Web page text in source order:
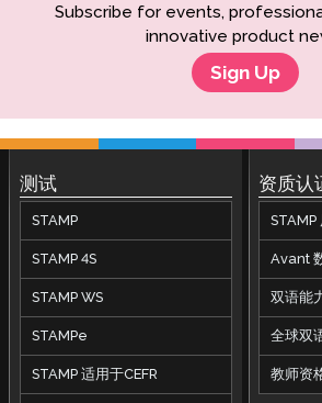
Subscribe for events,
innovative product
Sign Up
测试
STAMP
STAMP 4S
STAMP WS
STAMPe
STAMP 适用于CEFR
资质认
STAMP
Avant
双语能
全球双
教师资